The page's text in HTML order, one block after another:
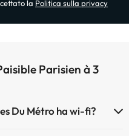
la Politica sulla privacy
Parisien à 3
Du Métro ha wi-fi?